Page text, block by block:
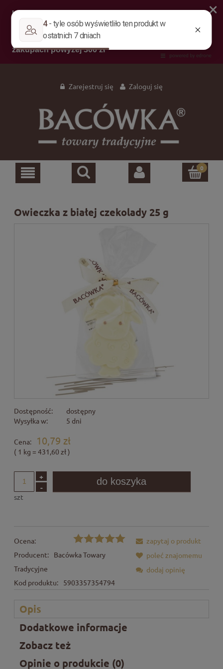
Zarejestruj się Zaloguj się
Owieczka z białej czekolady 25 g
Dostępność:
dostępny
Wysyłka w:
5 dni
Cena: 10,79 zł
( 1 kg = 431,60 zł)
+
-
szt
do koszyka
Ocena:
Producent:
Bacówka Towary
Tradycyjne
Kod produktu:
5903357354794
zapytaj o produkt
poleć znajomemu
dodaj opinię
Opis
Dodatkowe informacje
Zobacz też
Opinie o produkcie (0)